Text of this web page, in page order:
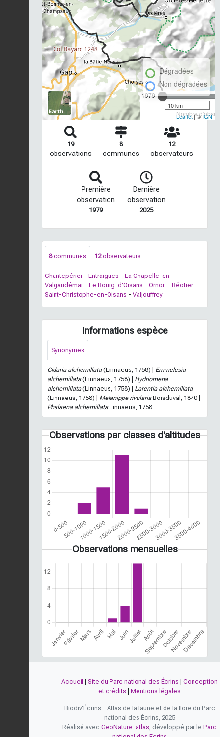
1979
Nombre
Dégradées
Non dégradées
10 km
Leaflet| ©IGN
19
observations
8
communes
12
observateurs
Première
observation
1979
Dernière
observation
2025
8communes 12observateurs
Chantepérier - Entraigues - La Chapelle-en-
Valgaudémar - Le Bourg-d'Oisans - Ornon - Réotier -
Saint-Christophe-en-Oisans - Valjouffrey
Informations espèce
Synonymes
Cidaria alchemillata(Linnaeus, 1758) | Emmelesia
alchemillata(Linnaeus, 1758) | Hydriomena
alchemillata(Linnaeus, 1758) | Larentia alchemillata
(Linnaeus, 1758) | Melanippe rivulariaBoisduval, 1840 |
Phalaena alchemillataLinnaeus, 1758
Observations par classes d'altitudes
Observations mensuelles
Accueil Site du Parc national des Écrins
Conception
et crédits
Mentions légales
Biodiv'Écrins - Atlas de la faune et de la flore du Parc
national des Écrins, 2025
Réalisé avec GeoNature-atlas, développé par le Parc